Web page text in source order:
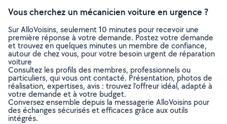
Vous cherchez un mécanicien voiture en urgence ?
Sur AlloVoisins, seulement 10 minutes pour recevoir une
première réponse à votre demande. Postez votre demande
et trouvez en quelques minutes un membre de confiance,
autour de chez vous, pour votre besoin urgent de réparation
voiture
Consultez les profils des membres, professionnels ou
particuliers, qui vous ont contacté. Présentation, photos de
réalisation, expertises, avis : trouvez l'offreur idéal, adapté à
votre demande et à votre budget.
Conversez ensemble depuis la messagerie AlloVoisins pour
des échanges sécurisés et efficaces grâce aux outils
intégrés.